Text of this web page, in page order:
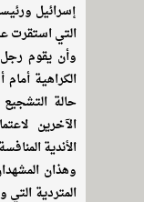
إسرائيل
التي استقرت
وأن يقوم رجل
الكراهية
حالة
الآخرين
الأندية
وهذان
المتردية